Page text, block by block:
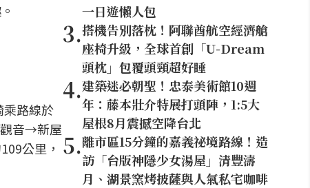
乘路線於
音→新屋
公里，
一日遊懶人包
3.搭機告別落枕！阿聯酋航空經濟艙
座椅升級，全球首創「U-Dream
頭枕」包覆頭頸超好睡
4.建築迷必朝聖！忠泰美術館10週
年：藤本壯介特展打頭陣，1:5大
屋根8月震撼空降台北
5.離市區15分鐘的嘉義祕境路線！造
訪「台版神隱少女湯屋」清豐濤
月、湖景窯烤披薩與人氣私宅咖啡